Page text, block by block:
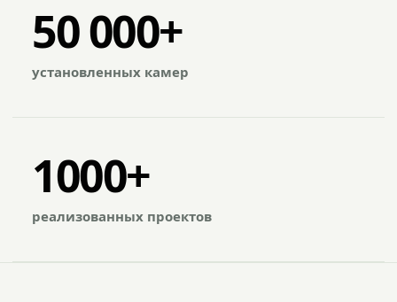
50 000+
установленных камер
1000+
реализованных проектов